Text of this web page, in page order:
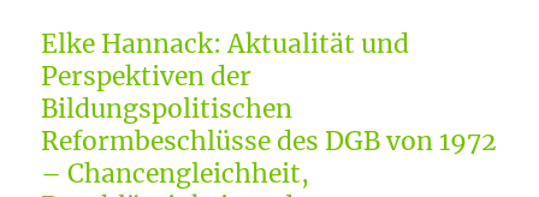
Elke Hannack: Aktualität und
Perspektiven der
Bildungspolitischen
Reformbeschlüsse des DGB von 1972
– Chancengleichheit,